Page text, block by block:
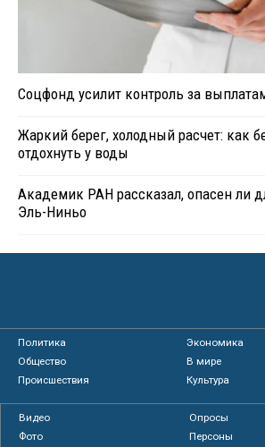
Соцфонд усилит контроль за
Жаркий берег, холодный расчет: как
отдохнуть у воды
Академик РАН рассказал, опасен ли
Эль-Ниньо
Политика
Экономика
Общество
В мире
Происшествия
Культура
Видео
Опросы
Фото
Персоны